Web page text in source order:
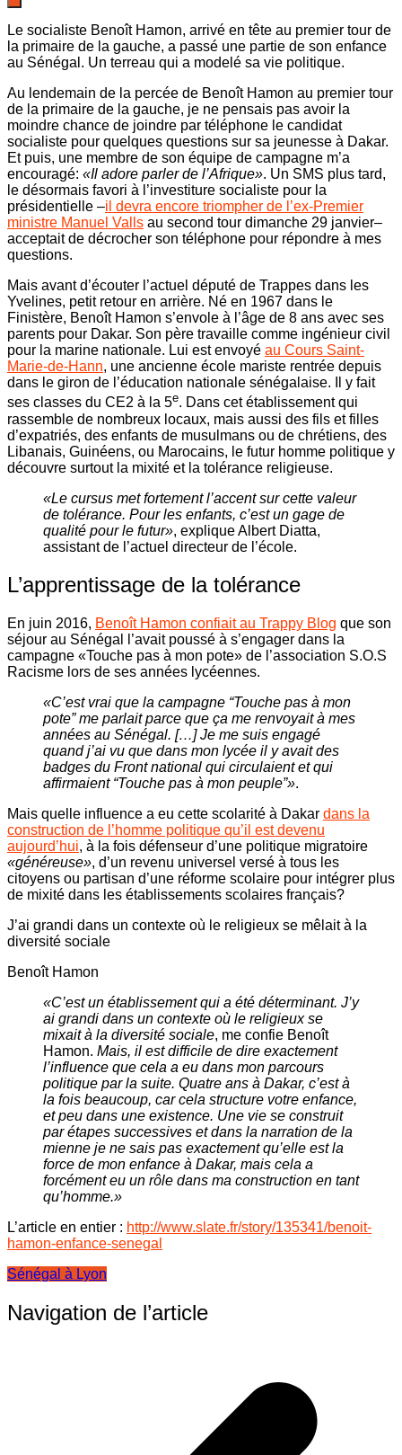
Le socialiste Benoît Hamon, arrivé en tête au premier tour de
la primaire de la gauche, a passé une partie de son enfance
au Sénégal. Un terreau qui a modelé sa vie politique.
Au lendemain de la percée de Benoît Hamon au premier tour
de la primaire de la gauche, je ne pensais pas avoir la
moindre chance de joindre par téléphone le candidat
socialiste pour quelques questions sur sa jeunesse à Dakar.
Et puis, une membre de son équipe de campagne m’a
encouragé: «Il adore parler de l’Afrique». Un SMS plus tard,
le désormais favori à l’investiture socialiste pour la
présidentielle –il devra encore triompher de l’ex-Premier
ministre Manuel Valls au second tour dimanche 29 janvier–
acceptait de décrocher son téléphone pour répondre à mes
questions.
Mais avant d’écouter l’actuel député de Trappes dans les
Yvelines, petit retour en arrière. Né en 1967 dans le
Finistère, Benoît Hamon s’envole à l’âge de 8 ans avec ses
parents pour Dakar. Son père travaille comme ingénieur civil
pour la marine nationale. Lui est envoyé au Cours Saint-
Marie-de-Hann, une ancienne école mariste rentrée depuis
dans le giron de l’éducation nationale sénégalaise. Il y fait
ses classes du CE2 à la 5e. Dans cet établissement qui
rassemble de nombreux locaux, mais aussi des fils et filles
d’expatriés, des enfants de musulmans ou de chrétiens, des
Libanais, Guinéens, ou Marocains, le futur homme politique y
découvre surtout la mixité et la tolérance religieuse.
«Le cursus met fortement l’accent sur cette valeur
de tolérance. Pour les enfants, c’est un gage de
qualité pour le futur», explique Albert Diatta,
assistant de l’actuel directeur de l’école.
L’apprentissage de la tolérance
En juin 2016, Benoît Hamon confiait au Trappy Blog que son
séjour au Sénégal l’avait poussé à s’engager dans la
campagne «Touche pas à mon pote» de l’association S.O.S
Racisme lors de ses années lycéennes.
«C’est vrai que la campagne “Touche pas à mon
pote” me parlait parce que ça me renvoyait à mes
années au Sénégal. […] Je me suis engagé
quand j’ai vu que dans mon lycée il y avait des
badges du Front national qui circulaient et qui
affirmaient “Touche pas à mon peuple”».
Mais quelle influence a eu cette scolarité à Dakar dans la
construction de l’homme politique qu’il est devenu
aujourd’hui, à la fois défenseur d’une politique migratoire
«généreuse», d’un revenu universel versé à tous les
citoyens ou partisan d’une réforme scolaire pour intégrer plus
de mixité dans les établissements scolaires français?
J’ai grandi dans un contexte où le religieux se mêlait à la
diversité sociale
Benoît Hamon
«C’est un établissement qui a été déterminant. J’y
ai grandi dans un contexte où le religieux se
mixait à la diversité sociale, me confie Benoît
Hamon. Mais, il est difficile de dire exactement
l’influence que cela a eu dans mon parcours
politique par la suite. Quatre ans à Dakar, c’est à
la fois beaucoup, car cela structure votre enfance,
et peu dans une existence. Une vie se construit
par étapes successives et dans la narration de la
mienne je ne sais pas exactement qu’elle est la
force de mon enfance à Dakar, mais cela a
forcément eu un rôle dans ma construction en tant
qu’homme.»
L’article en entier : http://www.slate.fr/story/135341/benoit-
hamon-enfance-senegal
Sénégal à Lyon
Navigation de l’article